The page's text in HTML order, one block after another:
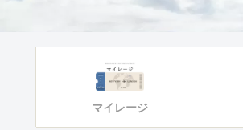
マイレージ